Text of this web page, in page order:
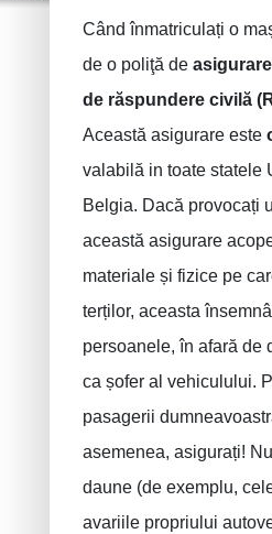
Când înmatriculați o
de o poliţă de
de răspundere civilă
Această asigurare este
valabilă in toate statele
Belgia. Dacă provocați
această asigurare
materiale și fizice pe
terților, aceasta
persoanele, în afară de
ca șofer al vehiculului.
pasagerii
asemenea, asigurați!
daune (de exemplu,
avariile propriului